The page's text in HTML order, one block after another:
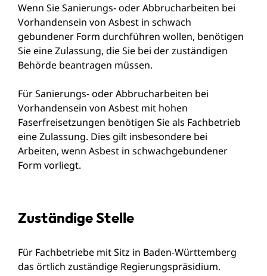
Wenn Sie Sanierungs- oder Abbrucharbeiten bei
Vorhandensein von Asbest in schwach
gebundener Form durchführen wollen, benötigen
Sie eine Zulassung, die Sie bei der zuständigen
Behörde beantragen müssen.
Für Sanierungs- oder Abbrucharbeiten bei
Vorhandensein von Asbest mit hohen
Faserfreisetzungen benötigen Sie als Fachbetrieb
eine Zulassung. Dies gilt insbesondere bei
Arbeiten, wenn Asbest in schwachgebundener
Form vorliegt.
Zuständige Stelle
Für Fachbetriebe mit Sitz in Baden-Württemberg
das örtlich zuständige Regierungspräsidium.